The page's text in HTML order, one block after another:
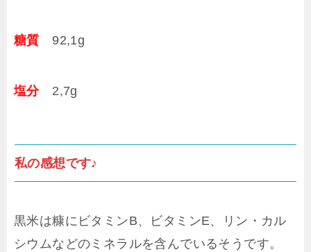
糖質 92,1g
塩分2,7g
私の感想です♪
黒米は糠にビタミンB、ビタミンE、リン・カル
シウムなどのミネラルを含んでいるそうです。